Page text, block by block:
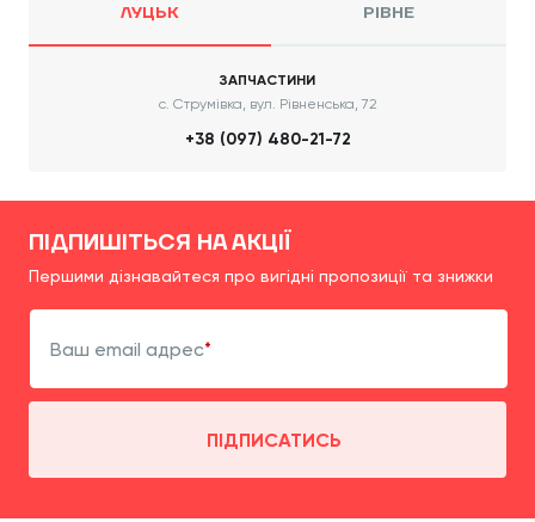
ЛУЦЬК РІВНЕ
ЗАПЧАСТИНИ
с. Струмівка, вул. Рівненська, 72
+38 (097) 480-21-72
ПІДПИШІТЬСЯ НА АКЦІЇ
Першими дізнавайтеся про вигідні пропозиції та знижки
Ваш email адрес
ПІДПИСАТИСЬ